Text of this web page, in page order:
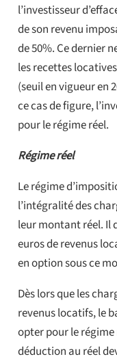
l’investisseur
de son revenu
de 50%. Ce dernier
les recettes
(seuil en vigueur en
ce cas de figure,
pour le régime réel.
Régime réel
Le régime
l’intégralité des
leur montant réel. Il
euros de revenus
en option sous ce
Dès lors que les
revenus locatifs, le
opter pour le
déduction au réel